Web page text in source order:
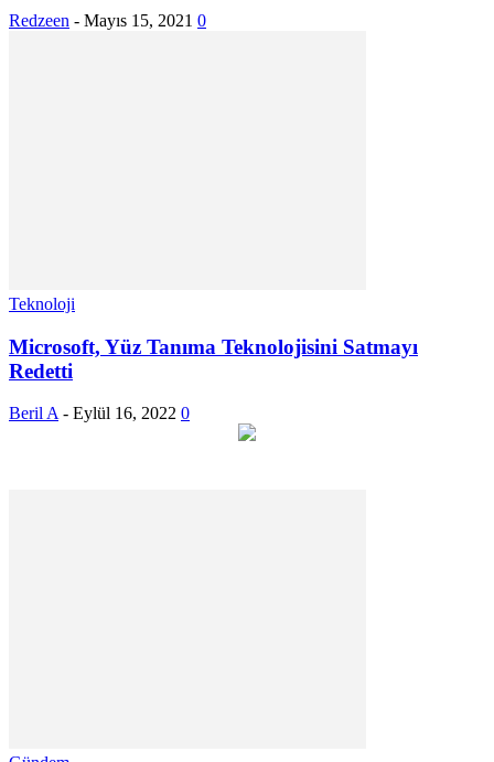
Redzeen - Mayıs 15, 2021 0
Teknoloji
Microsoft, Yüz Tanıma Teknolojisini Satmayı
Redetti
Beril A - Eylül 16, 2022 0